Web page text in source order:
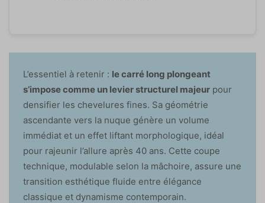
L’essentiel à retenir : le carré long plongeant
s’impose comme un levier structurel majeur pour
densifier les chevelures fines. Sa géométrie
ascendante vers la nuque génère un volume
immédiat et un effet liftant morphologique, idéal
pour rajeunir l’allure après 40 ans. Cette coupe
technique, modulable selon la mâchoire, assure une
transition esthétique fluide entre élégance
classique et dynamisme contemporain.